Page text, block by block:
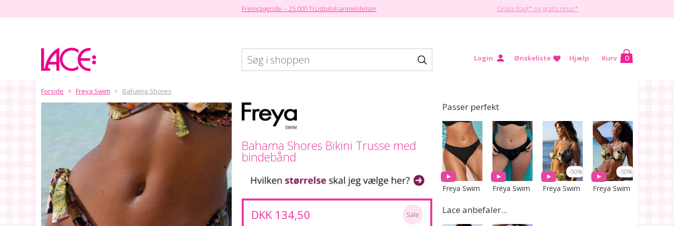
Fremragende – 25.000 Trustpilot-anmeldelser Gratis fragt* og gratis retur*
Kurv 0
Hjælp
Ønskeliste
Login
Home BH'er Trusser Badetøj
Forside Freya Swim Bahama Shores
Bahama Shores Bikini Trusse med
bindebånd
DKK 134,50 Sale
Passer perfekt
Freya Swim Freya Swim
-50%
Freya Swim
-50%
Freya Swim
Lace anbefaler...